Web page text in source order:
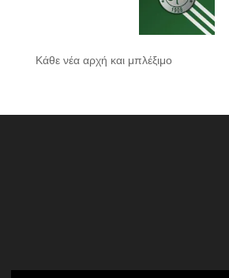
Κάθε νέα αρχή και μπλέξιμο